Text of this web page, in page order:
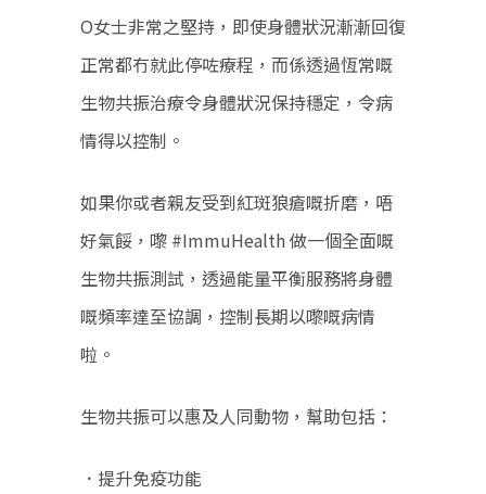
O女士非常之堅持，即使身體狀況漸漸回復
正常都冇就此停咗療程，而係透過恆常嘅
生物共振治療令身體狀況保持穩定，令病
情得以控制。
如果你或者親友受到紅斑狼瘡嘅折磨，唔
好氣餒，嚟 #ImmuHealth 做一個全面嘅
生物共振測試，透過能量平衡服務將身體
嘅頻率達至協調，控制長期以嚟嘅病情
啦。
生物共振可以惠及人同動物，幫助包括：
．提升免疫功能